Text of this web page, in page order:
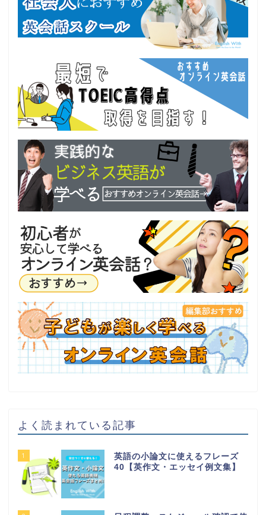
よく読まれている記事
1
英語の小論文に使えるフレーズ
40【英作文・エッセイ例文集】